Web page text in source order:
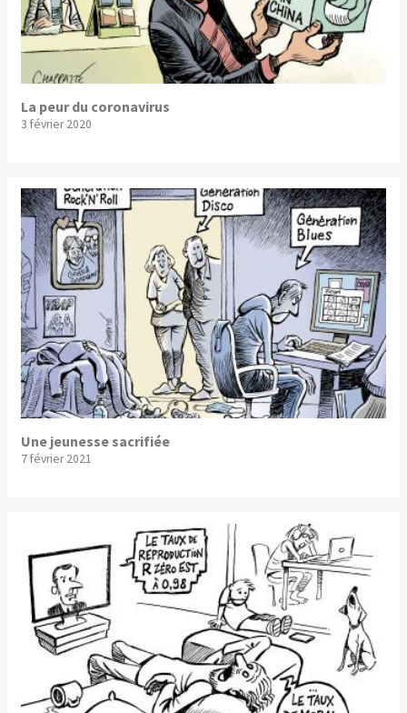
La peur du coronavirus
3 février 2020
Une jeunesse sacrifiée
7 février 2021